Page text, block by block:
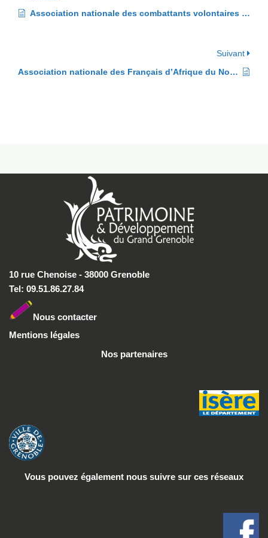
Association nationale des combattants volontaires de la résistance de l’Isère (ANCVR)
Suivant
Association nationale des Français d’Afrique du Nord, d’Outre-Mer et de leurs amis (ANFANOMA), section Isère
10 rue Chenoise - 38000 Grenoble
Tel: 09.51.86.27.84
Nous contacter
Mentions légales
Nos partenaires
Vous pouvez également nous suivre sur ces réseaux